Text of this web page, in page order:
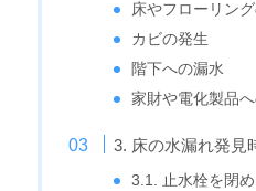
床やフローリン
カビの発生
階下への漏水
家財や電化製品
3. 床の水漏れ発見
3.1. 止水栓を閉め